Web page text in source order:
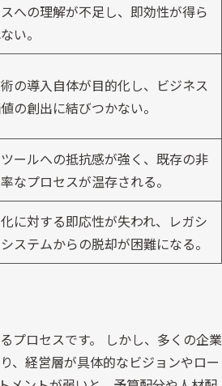
への理解が不足し、即効性が得ら
い。
の導入自体が目的化し、ビジネス
の創出に結びつかない。
ールへの抵抗感が強く、既存の非
なプロセスが温存される。
に対する即応性が失われ、レガシ
ステムからの脱却が困難になる。
プロセスです。 しかし、多くの企業
、経営層が具体的なビジョンやロー